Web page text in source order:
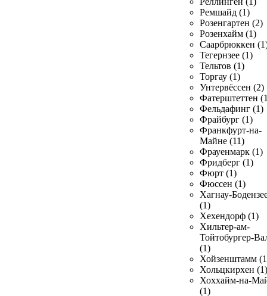
Ремшайд (1)
Розенгартен (2)
Розенхайм (1)
Саарбрюккен
Тегернзее (1)
Тельтов (1)
Торгау (1)
Унтервёссен (2)
Фатерштеттен
Фельдафинг (1)
Фрайбург (1)
Франкфурт-на-
Майне (11)
Фрауенмарк (1)
Фридберг (1)
Фюрт (1)
Фюссен (1)
Хагнау-
(1)
Хехендорф (1)
Хильтер-ам-
Тойтобургер-
(1)
Хойзенштамм
Хольцкирхен (1)
Хоххайм-на-
(1)